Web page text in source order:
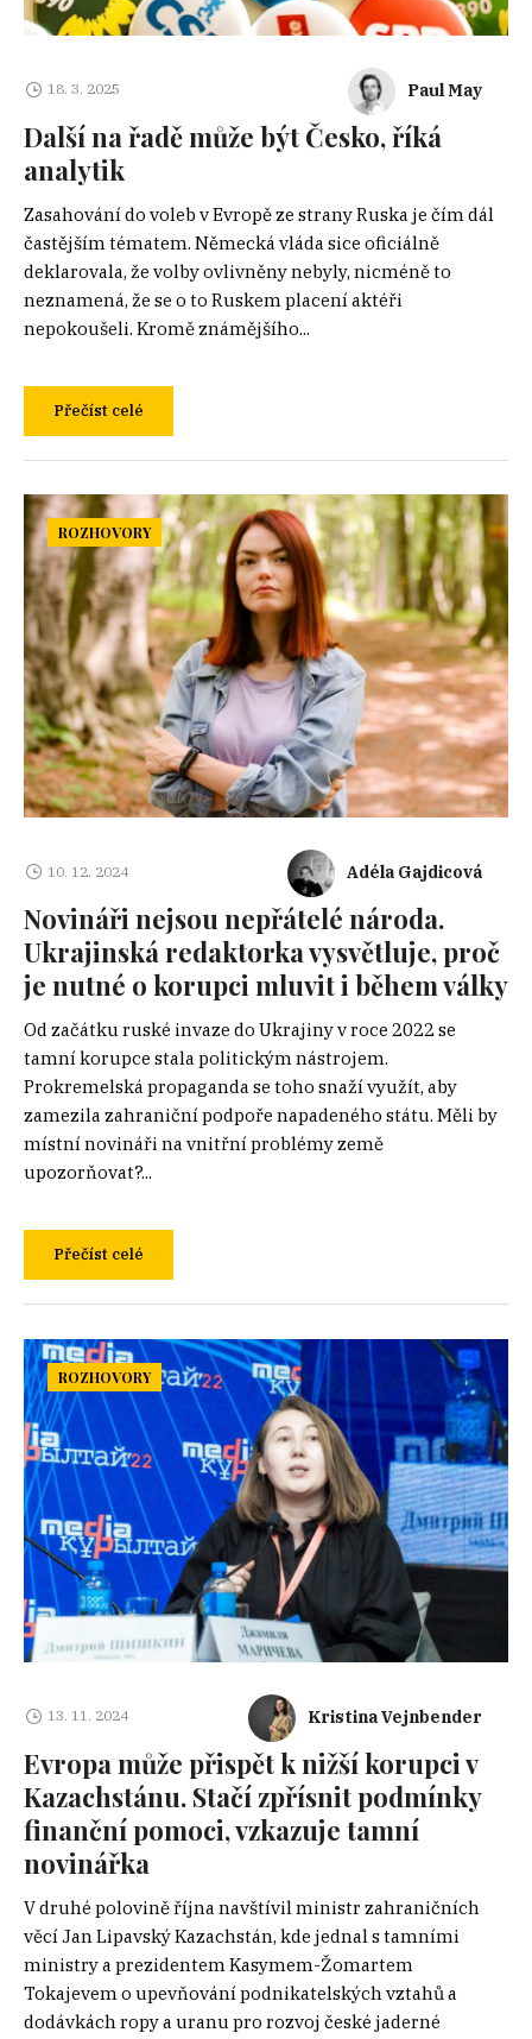
18. 3. 2025 Paul May
Další na řadě může být Česko, říká
analytik
Zasahování do voleb v Evropě ze strany Ruska je čím dál
častějším tématem. Německá vláda sice oficiálně
deklarovala, že volby ovlivněny nebyly, nicméně to
neznamená, že se o to Ruskem placení aktéři
nepokoušeli. Kromě známějšího...
Přečíst celé
ROZHOVORY
10. 12. 2024 Adéla Gajdicová
Novináři nejsou nepřátelé národa.
Ukrajinská redaktorka vysvětluje, proč
je nutné o korupci mluvit i během války
Od začátku ruské invaze do Ukrajiny v roce 2022 se
tamní korupce stala politickým nástrojem.
Prokremelská propaganda se toho snaží využít, aby
zamezila zahraniční podpoře napadeného státu. Měli by
místní novináři na vnitřní problémy země
upozorňovat?...
Přečíst celé
ROZHOVORY
13. 11. 2024 Kristina Vejnbender
Evropa může přispět k nižší korupci v
Kazachstánu. Stačí zpřísnit podmínky
finanční pomoci, vzkazuje tamní
novinářka
V druhé polovině října navštívil ministr zahraničních
věcí Jan Lipavský Kazachstán, kde jednal s tamními
ministry a prezidentem Kasymem-Žomartem
Tokajevem o upevňování podnikatelských vztahů a
dodávkách ropy a uranu pro rozvoj české jaderné